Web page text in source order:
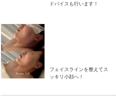
ドバイスも行います！
フェイスラインを整えてス
ッキリ小顔へ！